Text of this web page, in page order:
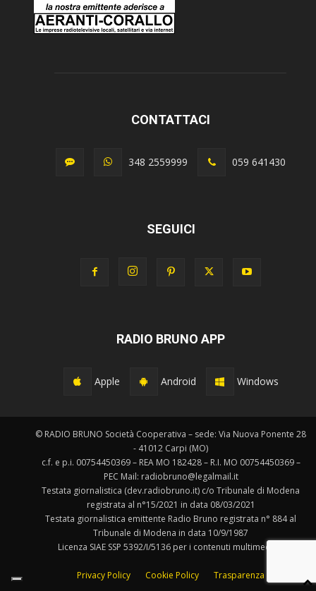
CONTATTACI
348 2559999 059 641430
SEGUICI
RADIO BRUNO APP
Apple Android Windows
© RADIO BRUNO Società Cooperativa – sede: Via Nuova Ponente 28
- 41012 Carpi (MO)
c.f. e p.i. 00754450369 – REA MO 182428 – R.I. MO 00754450369 –
PEC Mail: radiobruno@legalmail.it
Testata giornalistica (dev.radiobruno.it) c/o Tribunale di Modena
registrata al n°15/2021 in data 08/03/2021
Testata giornalistica emittente Radio Bruno registrata n° 884 al
Tribunale di Modena in data 10/9/1987
Licenza SIAE SSP 5392/I/5136 per i contenuti multimediali.
Privacy Policy Cookie Policy Trasparenza